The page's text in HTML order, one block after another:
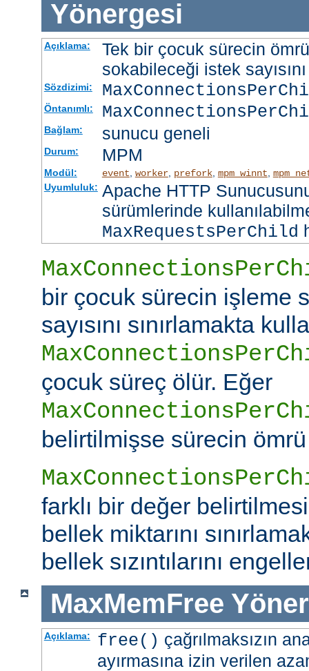
Yönergesi
Açıklama:
Tek bir çocuk sürecin
sokabileceği istek
Sözdizimi:
Öntanımlı:
Bağlam: sunucu geneli
Durum: MPM
Modül: event worker, prefork, mpm_winnt
Uyumluluk: Apache HTTP
sürümlerinde
MaxRequestsPerChild
bir çocuk sürecin işleme
sayısını sınırlamakta
çocuk süreç ölür. Eğer
belirtilmişse sürecin
farklı bir değer
bellek miktarını
bellek sızıntılarını
MaxMemFree
Açıklama: free() çağrılmaksızın
ayırmasına izin verilen